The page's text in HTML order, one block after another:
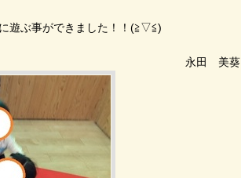
遊ぶ事ができました！！(≧▽≦)
美葵